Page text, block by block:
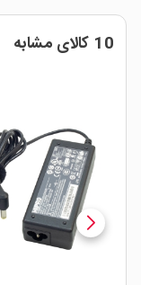
10 کالای مشابه